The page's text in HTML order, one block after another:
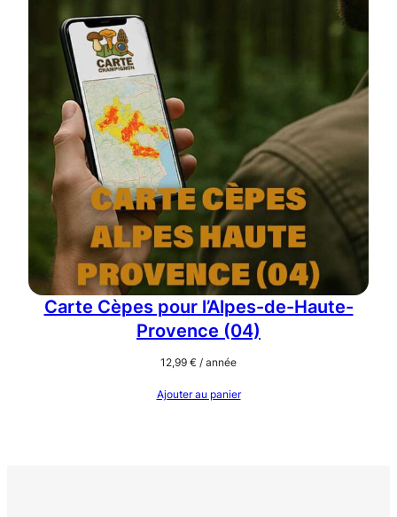
Carte Cèpes pour l’Alpes-de-Haute-
Provence (04)
12,99 € / année
Ajouter au panier